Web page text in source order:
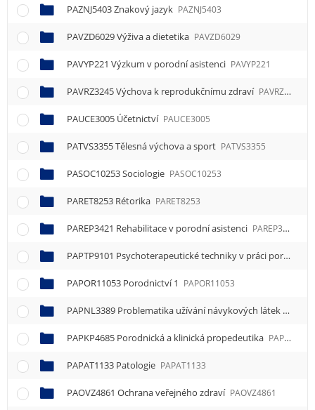
PAZNJ5403 Znakový jazyk PAZNJ5403
PAVZD6029 Výživa a dietetika PAVZD6029
PAVYP221 Výzkum v porodní asistenci PAVYP221
PAVRZ3245 Výchova k reprodukčnímu zdraví PAVRZ3245
PAUCE3005 Účetnictví PAUCE3005
PATVS3355 Tělesná výchova a sport PATVS3355
PASOC10253 Sociologie PASOC10253
PARET8253 Rétorika PARET8253
PAREP3421 Rehabilitace v porodní asistenci PAREP3421
PAPTP9101 Psychoterapeutické techniky v práci porodní asistentky
PAPOR11053 Porodnictví 1 PAPOR11053
PAPNL3389 Problematika užívání návykových látek
PAPKP4685 Porodnická a klinická propedeutika PAPKP4685
PAPAT1133 Patologie PAPAT1133
PAOVZ4861 Ochrana veřejného zdraví PAOVZ4861